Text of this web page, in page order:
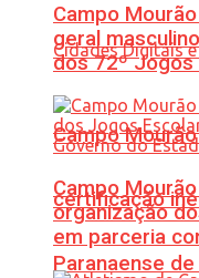
Campo
certificação
Paranaense
Campo
geral
dos 72º Jogos
Campo
organização
em parceria